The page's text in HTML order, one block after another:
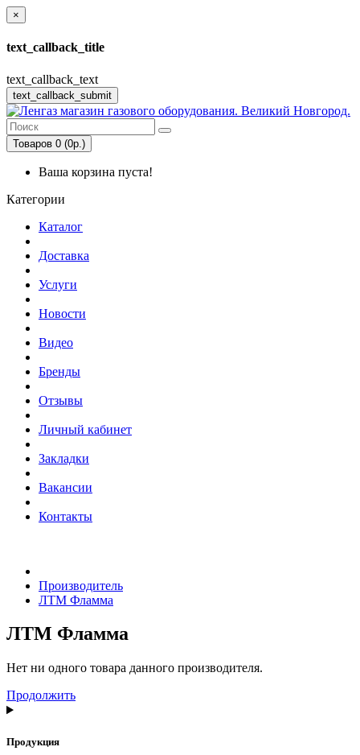
×
text_callback_title
text_callback_text
text_callback_submit
Товаров 0 (0р.)
Ваша корзина пуста!
Категории
Каталог
Доставка
Услуги
Новости
Видео
Бренды
Отзывы
Личный кабинет
Закладки
Вакансии
Контакты
Производитель
ЛТМ Фламма
ЛТМ Фламма
Нет ни одного товара данного производителя.
Продолжить
Продукция